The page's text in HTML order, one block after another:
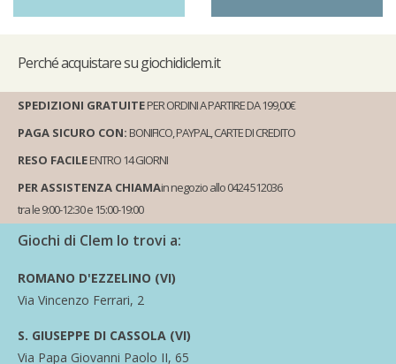
Perchéacquistare su giochidiclem.it
SPEDIZIONI GRATUITEPER ORDINI A PARTIRE DA 199,00€
PAGA SICURO CON: BONIFICO, PAYPAL, CARTE DI CREDITO
RESO FACILEENTRO 14 GIORNI
PER ASSISTENZA CHIAMAin negozio allo 0424 512036
tra le 9:00-12:30 e 15:00-19:00
Giochi di Clem lo trovi a:
ROMANO D'EZZELINO (VI)
Via Vincenzo Ferrari, 2
S. GIUSEPPE DI CASSOLA (VI)
Via Papa Giovanni Paolo II, 65